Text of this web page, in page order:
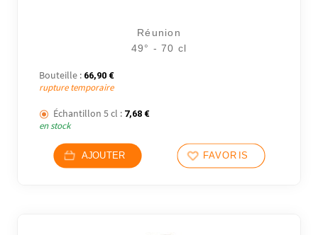
Réunion
49° - 70 cl
Bouteille : 66,90 €
rupture temporaire
Échantillon 5 cl : 7,68 €
en stock
AJOUTER FAVORIS